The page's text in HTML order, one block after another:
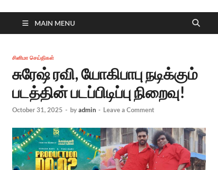
MAIN MENU
சினிமா செய்திகள்
சுரேஷ் ரவி, யோகிபாபு நடிக்கும்
படத்தின் படப்பிடிப்பு நிறைவு!
October 31, 2025 - byadmin - Leave a Comment